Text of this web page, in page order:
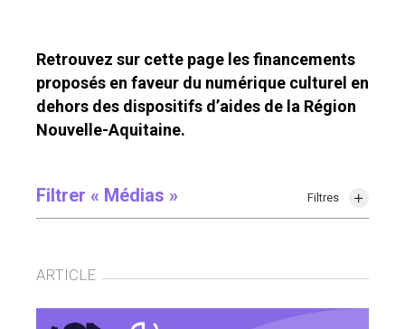
Retrouvez sur cette page les financements
proposés en faveur du numérique culturel en
dehors des dispositifs d’aides de la Région
Nouvelle-Aquitaine.
Filtrer « Médias » Filtres
ARTICLE